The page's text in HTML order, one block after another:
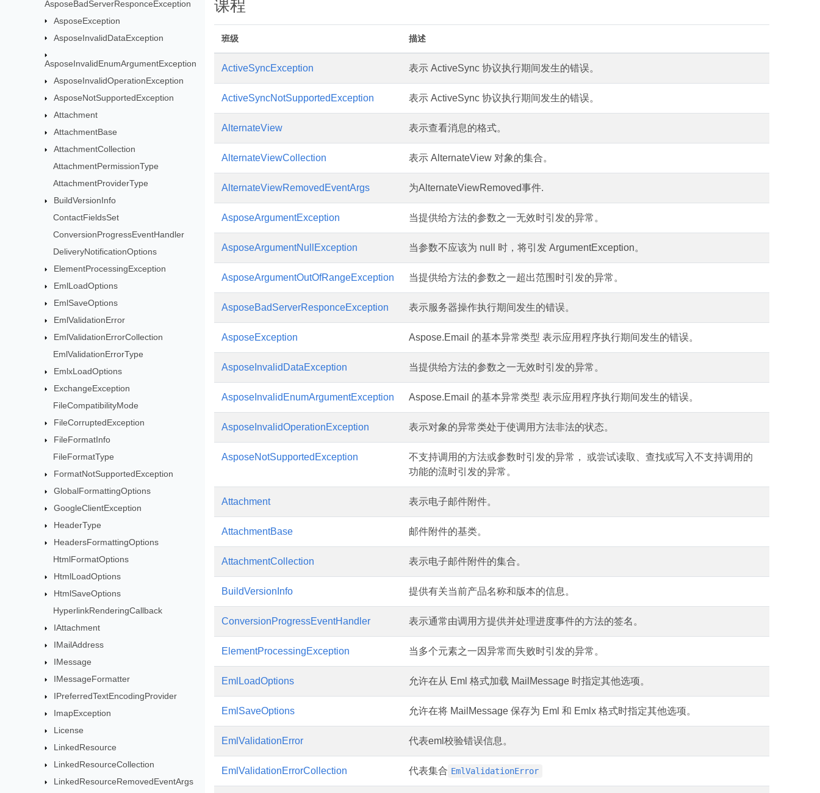
AsposeBadServerResponceException
AsposeException
AsposeInvalidDataException
AsposeInvalidEnumArgumentException
AsposeInvalidOperationException
AsposeNotSupportedException
Attachment
AttachmentBase
AttachmentCollection
AttachmentPermissionType
AttachmentProviderType
BuildVersionInfo
ContactFieldsSet
ConversionProgressEventHandler
DeliveryNotificationOptions
ElementProcessingException
EmlLoadOptions
EmlSaveOptions
EmlValidationError
EmlValidationErrorCollection
EmlValidationErrorType
EmlxLoadOptions
ExchangeException
FileCompatibilityMode
FileCorruptedException
FileFormatInfo
FileFormatType
FormatNotSupportedException
GlobalFormattingOptions
GoogleClientException
HeaderType
HeadersFormattingOptions
HtmlFormatOptions
HtmlLoadOptions
HtmlSaveOptions
HyperlinkRenderingCallback
IAttachment
IMailAddress
IMessage
IMessageFormatter
IPreferredTextEncodingProvider
ImapException
License
LinkedResource
LinkedResourceCollection
LinkedResourceRemovedEventArgs
课程
班级 描述
ActiveSyncException 表示 ActiveSync 协议执行期间发生的错误。
ActiveSyncNotSupportedException 表示 ActiveSync 协议执行期间发生的错误。
AlternateView 表示查看消息的格式。
AlternateViewCollection 表示 AlternateView 对象的集合。
AlternateViewRemovedEventArgs 为AlternateViewRemoved事件.
AsposeArgumentException 当提供给方法的参数之一无效时引发的异常。
AsposeArgumentNullException 当参数不应该为 null 时，将引发 ArgumentException。
AsposeArgumentOutOfRangeException 当提供给方法的参数之一超出范围时引发的异常。
AsposeBadServerResponceException 表示服务器操作执行期间发生的错误。
AsposeException Aspose.Email 的基本异常类型 表示应用程序执行期间发生的错误。
AsposeInvalidDataException 当提供给方法的参数之一无效时引发的异常。
AsposeInvalidEnumArgumentException Aspose.Email 的基本异常类型 表示应用程序执行期间发生的错误。
AsposeInvalidOperationException 表示对象的异常类处于使调用方法非法的状态。
AsposeNotSupportedException
不支持调用的方法或参数时引发的异常， 或尝试读取、查找或写入不支持调用的
功能的流时引发的异常。
Attachment 表示电子邮件附件。
AttachmentBase 邮件附件的基类。
AttachmentCollection 表示电子邮件附件的集合。
BuildVersionInfo 提供有关当前产品名称和版本的信息。
ConversionProgressEventHandler 表示通常由调用方提供并处理进度事件的方法的签名。
ElementProcessingException 当多个元素之一因异常而失败时引发的异常。
EmlLoadOptions 允许在从 Eml 格式加载 MailMessage 时指定其他选项。
EmlSaveOptions 允许在将 MailMessage 保存为 Eml 和 Emlx 格式时指定其他选项。
EmlValidationError 代表eml校验错误信息。
EmlValidationErrorCollection 代表集合 EmlValidationError